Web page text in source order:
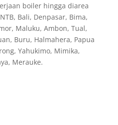
boiler hingga diarea
Bali, Denpasar, Bima,
Maluku, Ambon, Tual,
Buru, Halmahera, Papua
Yahukimo, Mimika,
Merauke.